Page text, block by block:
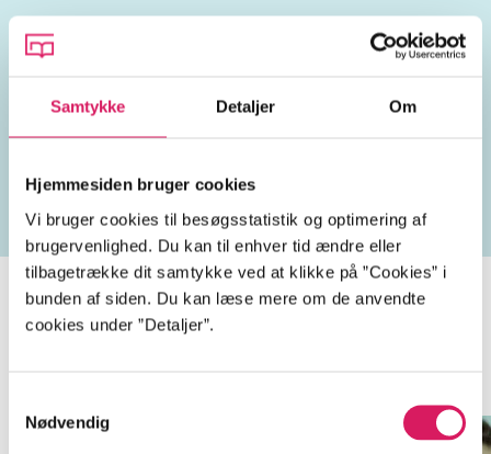
Samtykke Detaljer Om
Hjemmesiden bruger cookies
Vi bruger cookies til besøgsstatistik og optimering af
brugervenlighed. Du kan til enhver tid ændre eller
tilbagetrække dit samtykke ved at klikke på ”Cookies” i
bunden af siden. Du kan læse mere om de anvendte
cookies under ”Detaljer”.
Nødvendig
Lignende emneord